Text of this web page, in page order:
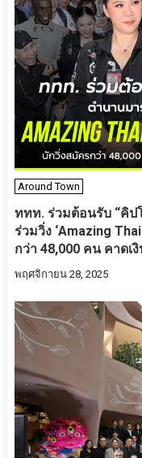
Around Town
ททท. ร่วมต้อนรับ “คิป
ร่วมวิ่ง ‘Amazing
กว่า 48,000 คน คาดเ
พฤศจิกายน 28, 2025